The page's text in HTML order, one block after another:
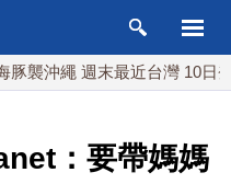
繩 週末最近台灣 10日登陸浙
：要帶媽媽